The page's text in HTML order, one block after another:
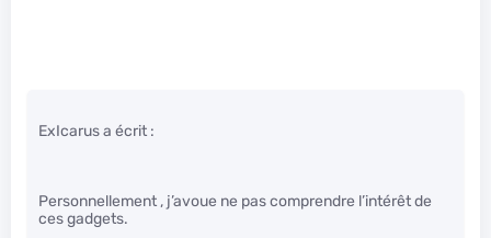
ExIcarus a écrit :
Personnellement , j’avoue ne pas comprendre l’intérêt de
ces gadgets.